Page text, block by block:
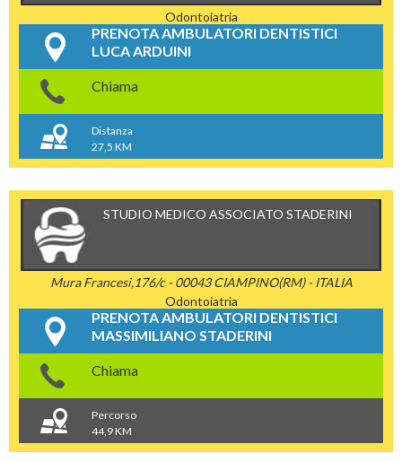
Odontoiatria
PRENOTA AMBULATORI DENTISTICI
LUCA ARDUINI
Chiama
Distanza
27,5 KM
STUDIO MEDICO ASSOCIATO STADERINI
Mura Francesi,176/c - 00043 CIAMPINO(RM) - ITALIA
Odontoiatria
PRENOTA AMBULATORI DENTISTICI
MASSIMILIANO STADERINI
Chiama
Percorso
44,9 KM